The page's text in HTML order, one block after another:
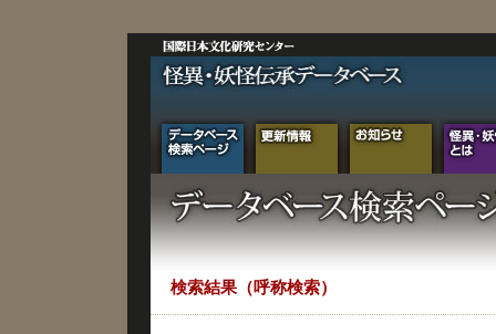
検索結果（呼称検索）